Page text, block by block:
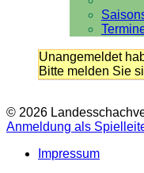
Unangemeldet
Bitte melden Sie
© 2026
Anmeldung als
Impressum